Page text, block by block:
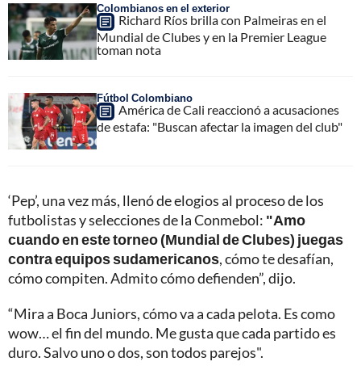
Colombianos en el exterior
Richard Ríos brilla con Palmeiras en el
Mundial de Clubes y en la Premier League
toman nota
Fútbol Colombiano
América de Cali reaccionó a acusaciones
de estafa: "Buscan afectar la imagen del club"
‘Pep’, una vez más, llenó de elogios al proceso de los
futbolistas y selecciones de la Conmebol: "Amo
cuando en este torneo (Mundial de Clubes) juegas
contra equipos sudamericanos, cómo te desafían,
cómo compiten. Admito cómo defienden”, dijo.
“Mira a Boca Juniors, cómo va a cada pelota. Es como
wow… el fin del mundo. Me gusta que cada partido es
duro. Salvo uno o dos, son todos parejos".